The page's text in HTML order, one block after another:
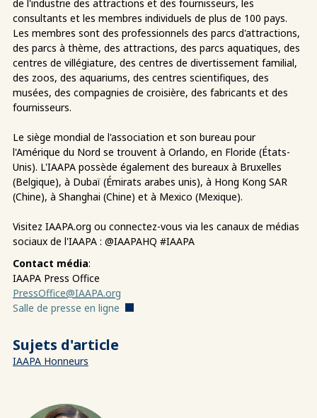
de l'industrie des attractions et des fournisseurs, les
consultants et les membres individuels de plus de 100 pays.
Les membres sont des professionnels des parcs d'attractions,
des parcs à thème, des attractions, des parcs aquatiques, des
centres de villégiature, des centres de divertissement familial,
des zoos, des aquariums, des centres scientifiques, des
musées, des compagnies de croisière, des fabricants et des
fournisseurs.
Le siège mondial de l'association et son bureau pour
l'Amérique du Nord se trouvent à Orlando, en Floride (États-
Unis). L'IAAPA possède également des bureaux à Bruxelles
(Belgique), à Dubaï (Émirats arabes unis), à Hong Kong SAR
(Chine), à Shanghai (Chine) et à Mexico (Mexique).
Visitez IAAPA.org ou connectez-vous via les canaux de médias
sociaux de l'IAAPA : @IAAPAHQ #IAAPA
Contact média:
IAAPA Press Office
PressOffice@IAAPA.org
Salle de presse en ligne
Sujets d'article
IAAPA Honneurs